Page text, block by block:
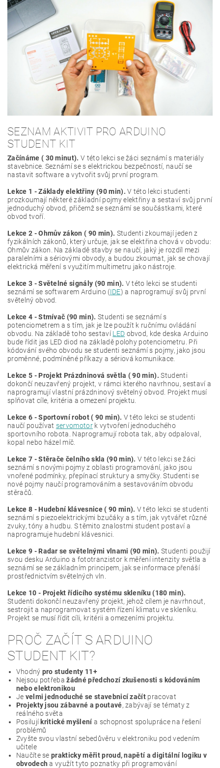
SEZNAM AKTIVIT PRO ARDUINO
STUDENT KIT
Začínáme ( 30 minut). V této lekci se žáci seznámí s materiály
stavebnice. Seznámí se s elektrickou bezpečností, naučí se
nastavit software a vytvořit svůj první program.
Lekce 1 - Základy elektřiny (90 min). V této lekci studenti
prozkoumají některé základní pojmy elektřiny a sestaví svůj první
jednoduchý obvod, přičemž se seznámí se součástkami, které
obvod tvoří.
Lekce 2 - Ohmův zákon ( 90 min). Studenti zkoumají jeden z
fyzikálních zákonů, který určuje, jak se elektřina chová v obvodu:
Ohmův zákon. Na základě stavby se naučí, jaký je rozdíl mezi
paralelními a sériovými obvody, a budou zkoumat, jak se chovají
elektrická měření s využitím multimetru jako nástroje.
Lekce 3 - Světelné signály (90 min). V této lekci se studenti
seznámí se softwarem Arduino (IDE) a naprogramují svůj první
světelný obvod.
Lekce 4 - Stmívač (90 min). Studenti se seznámí s
potenciometrem a s tím, jak je lze použít k ručnímu ovládání
obvodu. Na základě toho sestaví LED obvod, kde deska Arduino
bude řídit jas LED diod na základě polohy potenciometru. Při
kódování svého obvodu se studenti seznámí s pojmy, jako jsou
proměnné, podmíněné příkazy a sériová komunikace.
Lekce 5 - Projekt Prázdninová světla ( 90 min). Studenti
dokončí neuzavřený projekt, v rámci kterého navrhnou, sestaví a
naprogramují vlastní prázdninový světelný obvod. Projekt musí
splňovat cíle, kritéria a omezení projektu.
Lekce 6 - Sportovní robot ( 90 min). V této lekci se studenti
naučí používat servomotor k vytvoření jednoduchého
sportovního robota. Naprogramují robota tak, aby odpaloval,
kopal nebo házel míč.
Lekce 7 - Stěrače čelního skla (90 min). V této lekci se žáci
seznámí s novými pojmy z oblasti programování, jako jsou
vnořené podmínky, přepínací struktury a smyčky. Studenti se
nové pojmy naučí programováním a sestavováním obvodu
stěračů.
Lekce 8 - Hudební klávesnice ( 90 min). V této lekci se studenti
seznámí s piezoelektrickými bzučáky a s tím, jak vytvářet různé
zvuky, tóny a hudbu. S těmito znalostmi student postaví a
naprogramuje hudební klávesnici.
Lekce 9 - Radar se světelnými vlnami (90 min). Studenti použijí
svou desku Arduino a fototranzistor k měření intenzity světla a
seznámí se se základním principem, jak se informace přenáší
prostřednictvím světelných vln.
Lekce 10 - Projekt řídicího systému skleníku (180 min).
Studenti dokončí neuzavřený projekt, jehož cílem je navrhnout,
sestrojit a naprogramovat systém řízení klimatu ve skleníku.
Projekt se musí řídit cíli, kritérii a omezeními projektu.
PROČ ZAČÍT S ARDUINO
STUDENT KIT?
Vhodný pro studenty 11+
Nejsou potřebažádné předchozí zkušenosti s kódováním
nebo elektronikou
Je velmi jednoduché se stavebnicí začít pracovat
Projekty jsou zábavné a poutavé, zabývají se tématy z
reálného světa
Posilují kritické myšlení a schopnost spolupráce na řešení
problémů
Zvyšte svou vlastní sebedůvěru v elektroniku pod vedením
učitele
Naučíte seprakticky měřit proud, napětí a digitální logiku v
obvodech a využít tyto poznatky při programování